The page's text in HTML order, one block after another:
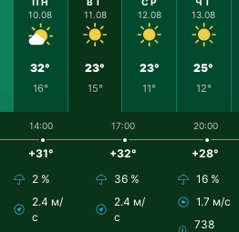
10.08
32°
16°
11.08
23°
15°
12.08
23°
11°
13.08
25°
12°
14:00
+31°
2 %
2.4 м/
с
17:00
+32°
36 %
2.4 м/
с
20:00
+28°
16 %
1.7 м/с
738